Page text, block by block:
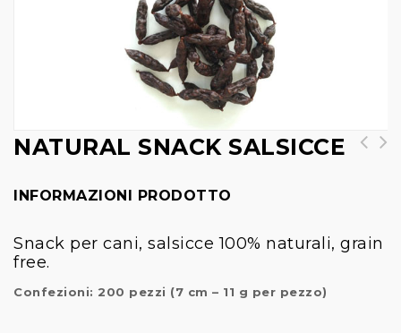
NATURAL SNACK SALSICCE
INFORMAZIONI PRODOTTO
Snack per cani, salsicce 100% naturali, grain
free.
Confezioni: 200 pezzi (7 cm – 11 g per pezzo)